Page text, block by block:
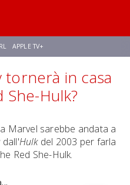
APPLE TV+
TREK AVENGERS: DOOMSDAY
tornerà in casa
Hulk?
Marvel sarebbe andata a
Hulkdel 2003 per farla
Red She-Hulk.